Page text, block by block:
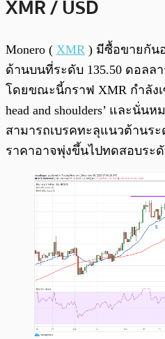
XMR / USD
Monero ( XMR ) มีซื้อขายกัน
ด้านบนที่ระดับ 135.50 ดอลล
โดยขณะนี้กราฟ XMR กำลังเ
head and shoulders’ และนั่น
สามารถเบรคทะลุแนวต้านระ
ราคาอาจพุ่งขึ้นไปทดสอบระ